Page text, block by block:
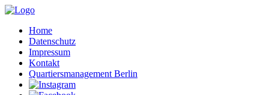
Home
Datenschutz
Impressum
Kontakt
Quartiersmanagement Berlin